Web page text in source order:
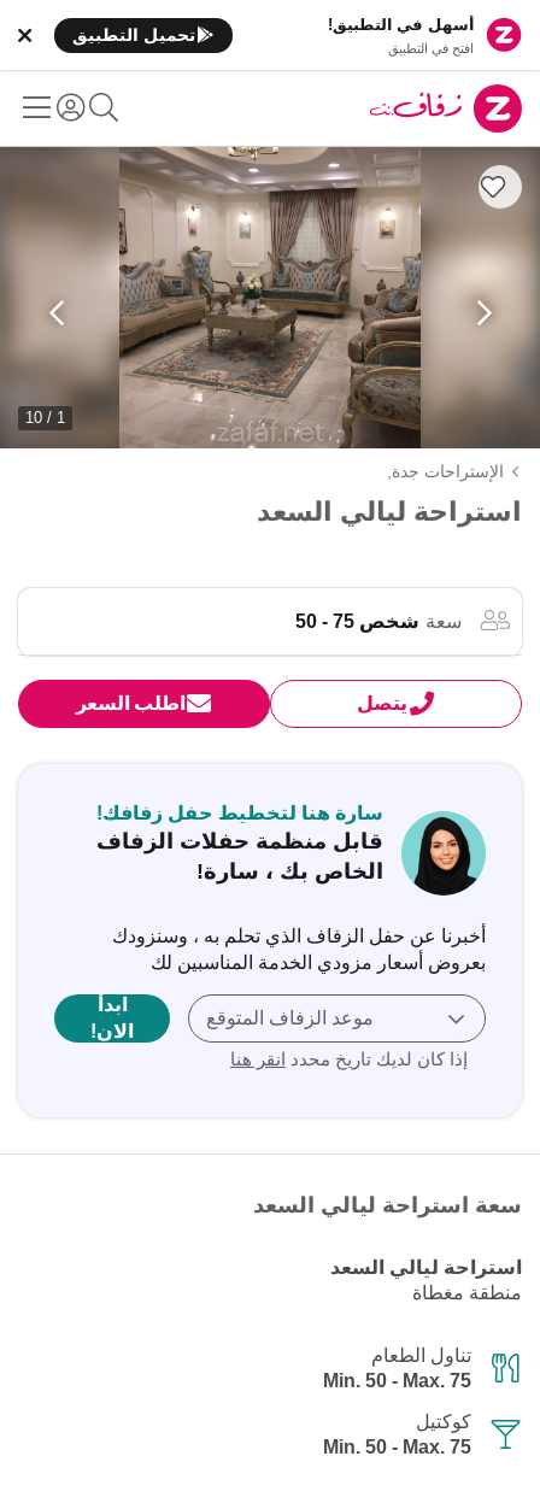
أسهل في التطبيق!
افتح في التطبيق
تحميل التطبيق
1 / 10
الإستراحات جدة,
استراحة ليالي السعد
سعة شخص 75 - 50
يتصل اطلب السعر
سارة هنا لتخطيط حفل زفافك!
قابل منظمة حفلات الزفاف
الخاص بك ، سارة!
أخبرنا عن حفل الزفاف الذي تحلم به ، وسنزودك
بعروض أسعار مزودي الخدمة المناسبين لك
موعد الزفاف المتوقع
إذا كان لديك تاريخ محدد انقر هنا
ابدأ
الان!
سعة استراحة ليالي السعد
استراحة ليالي السعد
منطقة مغطاة
تناول الطعام
Min. 50 - Max. 75
كوكتيل
Min. 50 - Max. 75